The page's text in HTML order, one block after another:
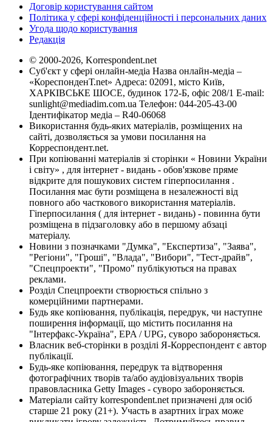
Договір користування сайтом
Політика у сфері конфіденційності і персональних даних
Угода щодо користування
Редакція
© 2000-2026, Korrespondent.net
Суб'єкт у сфері онлайн-медіа Назва онлайн-медіа –
«КореспонденТ.net» Адреса: 02091, місто Київ,
ХАРКІВСЬКЕ ШОСЕ, будинок 172-Б, офіс 208/1 E-mail:
sunlight@mediadim.com.ua Телефон: 044-205-43-00
Ідентифікатор медіа – R40-06068
Використання будь-яких матеріалів, розміщених на
сайті, дозволяється за умови посилання на
Корреспондент.net.
При копіюванні матеріалів зі сторінки « Новини України
і світу» , для інтернет - видань - обов'язкове пряме
відкрите для пошукових систем гіперпосилання .
Посилання має бути розміщена в незалежності від
повного або часткового використання матеріалів.
Гіперпосилання ( для інтернет - видань) - повинна бути
розміщена в підзаголовку або в першому абзаці
матеріалу.
Новини з позначками "Думка", "Експертиза", "Заява",
"Регіони", "Гроші", "Влада", "Вибори", "Тест-драйв",
"Спецпроекти", "Промо" публікуються на правах
реклами.
Розділ Спецпроекти створюється спільно з
комерційними партнерами.
Будь яке копіювання, публікація, передрук, чи наступне
поширення інформації, що містить посилання на
"Інтерфакс-Україна", EPA / UPG, суворо забороняється.
Власник веб-сторінки в розділі Я-Корреспондент є автор
публікації.
Будь-яке копіювання, передрук та відтворення
фотографічних творів та/або аудіовізуальних творів
правовласника Getty Images - суворо забороняється.
Матеріали сайту korrespondent.net призначені для осіб
старше 21 року (21+). Участь в азартних іграх може